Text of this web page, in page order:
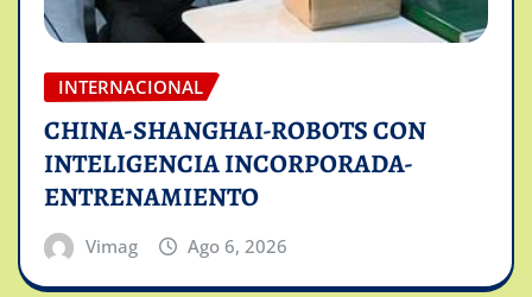
INTERNACIONAL
CHINA-SHANGHAI-ROBOTS CON
INTELIGENCIA INCORPORADA-
ENTRENAMIENTO
Vimag Ago 6, 2026